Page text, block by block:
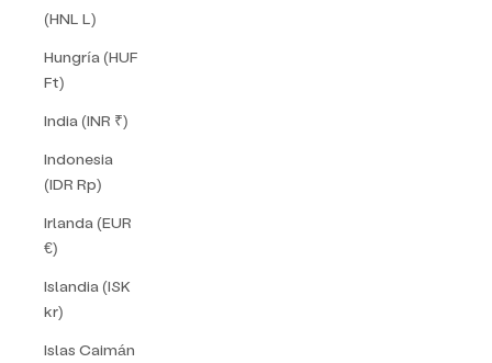
(HNL L)
Hungría (HUF
Ft)
India (INR ₹)
Indonesia
(IDR Rp)
Irlanda (EUR
€)
Islandia (ISK
kr)
Islas Caimán